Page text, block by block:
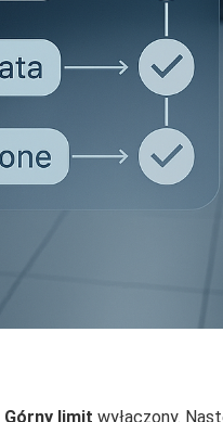
Górny limit wyłączony.